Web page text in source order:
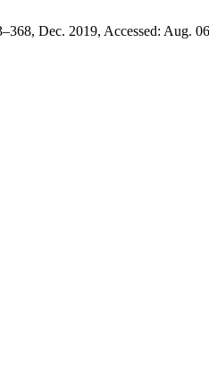
Dec. 2019, Accessed: Aug.